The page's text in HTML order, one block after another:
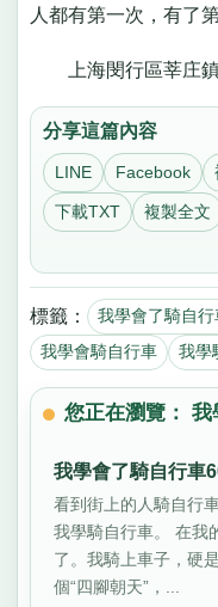
人都有第一次，有了
上海閔行區莘庄鎮
分享這篇內容
LINE Facebook
下載TXT 複製全文
標籤： 我學會了騎自行
我學會騎自行車
我學
您正在瀏覽：
我學會了騎自行車
看到街上的人騎自行
我學騎自行車。 在我
了。我騎上車子，硬
個“四腳朝天”，...